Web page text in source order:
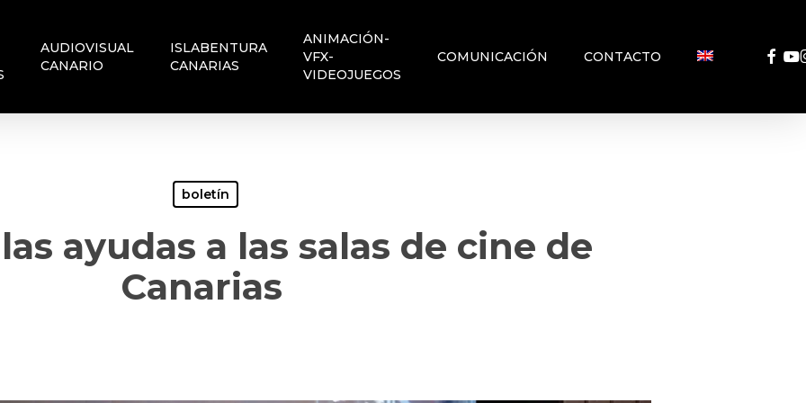
AUDIOVISUAL
CANARIO
ISLABENTURA
CANARIAS
ANIMACIÓN-
VFX-
VIDEOJUEGOS
COMUNICACIÓN CONTACTO
boletín
ayudas a las salas de cine de
Canarias